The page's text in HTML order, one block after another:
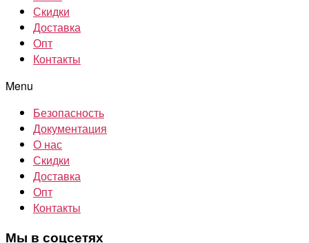
Скидки
Доставка
Опт
Контакты
Menu
Безопасность
Документация
О нас
Скидки
Доставка
Опт
Контакты
Мы в соцсетях